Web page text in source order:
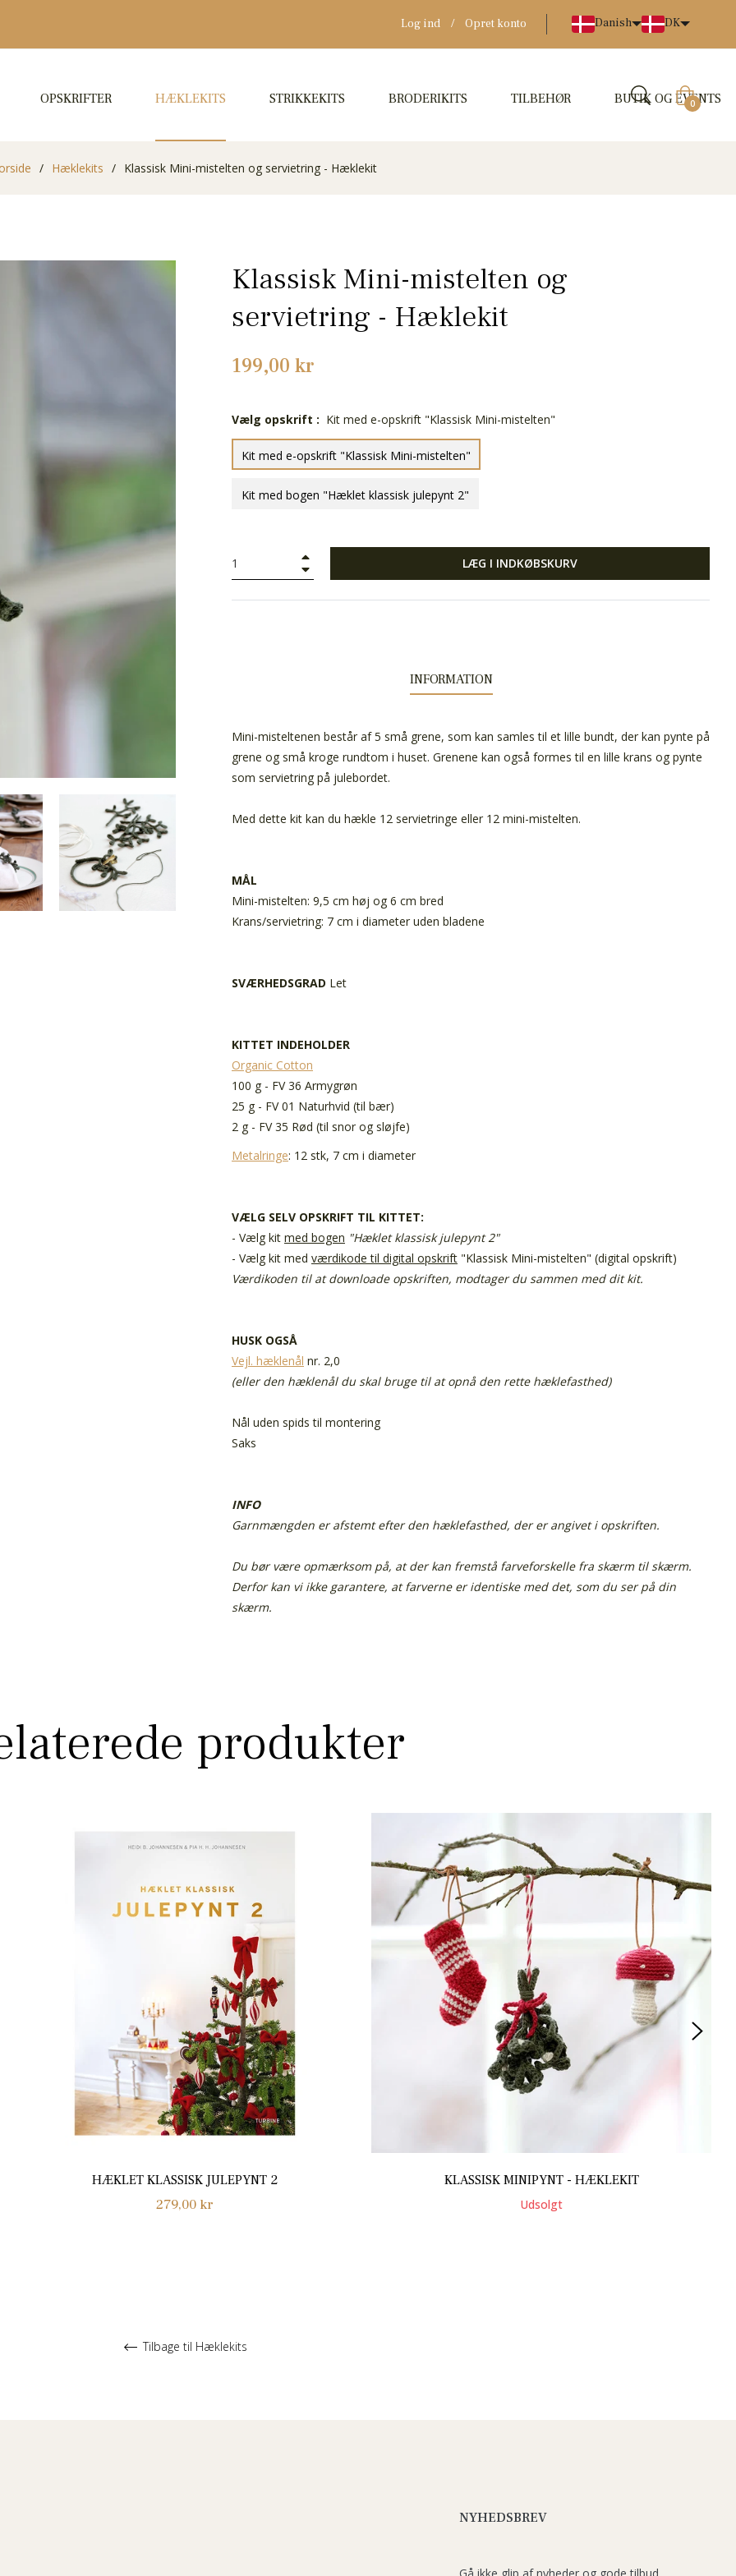
Log ind / Opret konto Danish DK
OPSKRIFTER HÆKLEKITS STRIKKEKITS BRODERIKITS TILBEHØR BUTIK OG EVENTS
0
/ Hæklekits / Klassisk Mini-mistelten og servietring - Hæklekit
Klassisk Mini-mistelten og
servietring - Hæklekit
Normalpris
199,00 kr
Vælg opskrift : Kit med e-opskrift "Klassisk Mini-mistelten"
Kit med e-opskrift "Klassisk Mini-mistelten"
Kit med bogen "Hæklet klassisk julepynt 2"
LÆG I INDKØBSKURV
INFORMATION
Mini-misteltenen består af 5 små grene, som kan samles til et lille bundt, der kan pynte på
grene og små kroge rundtom i huset. Grenene kan også formes til en lille krans og pynte
som servietring på julebordet.
Med dette kit kan du hækle 12 servietringe eller 12 mini-mistelten.
MÅL
Mini-mistelten: 9,5 cm høj og 6 cm bred
Krans/servietring: 7 cm i diameter uden bladene
SVÆRHEDSGRAD Let
KITTET INDEHOLDER
Organic Cotton
100 g - FV 36 Armygrøn
25 g - FV 01 Naturhvid (til bær)
2 g - FV 35 Rød (til snor og sløjfe)
Metalringe: 12 stk, 7 cm i diameter
VÆLG SELV OPSKRIFT TIL KITTET:
- Vælg kit med bogen "Hæklet klassisk julepynt 2"
- Vælg kit med værdikode til digital opskrift "Klassisk Mini-mistelten" (digital opskrift)
Værdikoden til at downloade opskriften, modtager du sammen med dit kit.
HUSK OGSÅ
Vejl. hæklenål nr. 2,0
(eller den hæklenål du skal bruge til at opnå den rette hæklefasthed)
Nål uden spids til montering
Saks
INFO
Garnmængden er afstemt efter den hæklefasthed, der er angivet i opskriften.
Du bør være opmærksom på, at der kan fremstå farveforskelle fra skærm til skærm.
Derfor kan vi ikke garantere, at farverne er identiske med det, som du ser på din
skærm.
produkter
HÆKLET KLASSISK JULEPYNT 2
Normalpris
279,00 kr
KLASSISK MINIPYNT - HÆKLEKIT
Udsolgt
Tilbage til Hæklekits
NYHEDSBREV